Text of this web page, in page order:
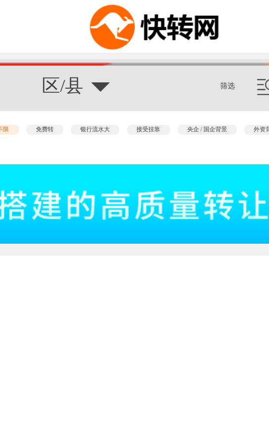
区/县 筛选
限 免费转 银行流水大 接受挂靠 央企 / 国企背景 外资